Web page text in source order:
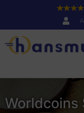
Worldcoins